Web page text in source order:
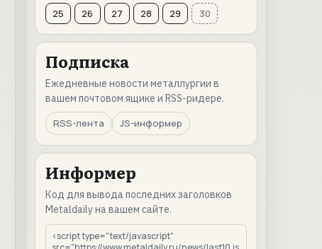
25
26 27 28 29 30
Подписка
Ежедневные новости металлургии в
вашем почтовом ящике и RSS-ридере.
RSS-лента
JS-информер
Информер
Код для вывода последних заголовков
Metaldaily на вашем сайте.